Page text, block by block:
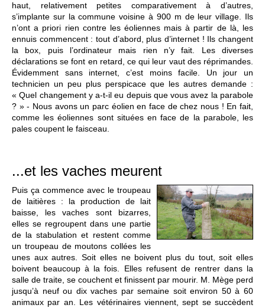
haut, relativement petites comparativement à d’autres,
s’implante sur la commune voisine à 900 m de leur village. Ils
n’ont a priori rien contre les éoliennes mais à partir de là, les
ennuis commencent : tout d’abord, plus d’internet ! Ils changent
la box, puis l’ordinateur mais rien n’y fait. Les diverses
déclarations se font en retard, ce qui leur vaut des réprimandes.
Évidemment sans internet, c’est moins facile. Un jour un
technicien un peu plus perspicace que les autres demande :
« Quel changement y a-t-il eu depuis que vous avez la parabole
? » - Nous avons un parc éolien en face de chez nous ! En fait,
comme les éoliennes sont situées en face de la parabole, les
pales coupent le faisceau.
...et les vaches meurent
Puis ça commence avec le troupeau
de laitières : la production de lait
baisse, les vaches sont bizarres,
elles se regroupent dans une partie
de la stabulation et restent comme
un troupeau de moutons collées les
unes aux autres. Soit elles ne boivent plus du tout, soit elles
boivent beaucoup à la fois. Elles refusent de rentrer dans la
salle de traite, se couchent et finissent par mourir. M. Mège perd
jusqu’à neuf ou dix vaches par semaine soit environ 50 à 60
animaux par an. Les vétérinaires viennent, sept se succèdent